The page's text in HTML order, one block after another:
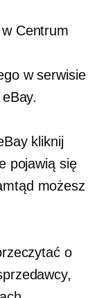
Centrum
w serwisie
kliknij
pojawią się
możesz
o